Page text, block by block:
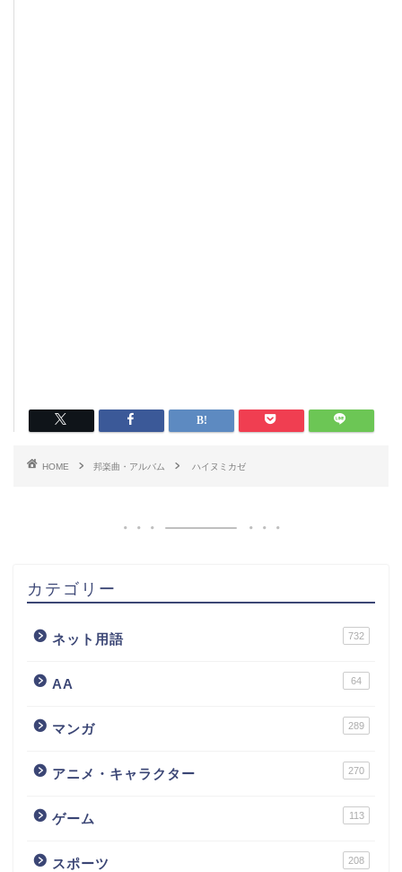
HOME 邦楽曲・アルバム ハイヌミカゼ
カテゴリー
ネット用語 732
AA 64
マンガ 289
アニメ・キャラクター 270
ゲーム 113
スポーツ 208